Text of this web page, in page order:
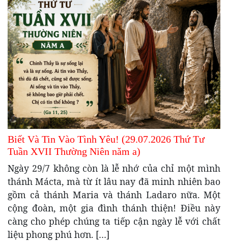
Biết Và Tin Vào Tình Yêu! (29.07.2026 Thứ Tư
Tuần XVII Thường Niên năm a)
Ngày 29/7 không còn là lễ nhớ của chỉ một mình
thánh Mácta, mà từ ít lâu nay đã minh nhiên bao
gồm cả thánh Maria và thánh Ladaro nữa. Một
cộng đoàn, một gia đình thánh thiện! Điều này
càng cho phép chúng ta tiếp cận ngày lễ với chất
liệu phong phú hơn. […]